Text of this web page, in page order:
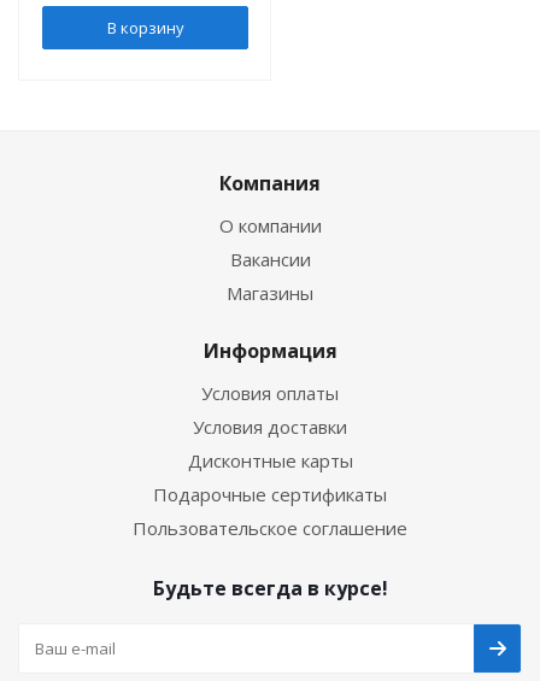
В корзину
Компания
О компании
Вакансии
Магазины
Информация
Условия оплаты
Условия доставки
Дисконтные карты
Подарочные сертификаты
Пользовательское соглашение
Будьте всегда в курсе!